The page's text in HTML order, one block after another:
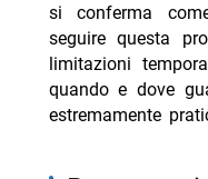
si conferma
seguire questa
limitazioni
quando e dove
estremamente